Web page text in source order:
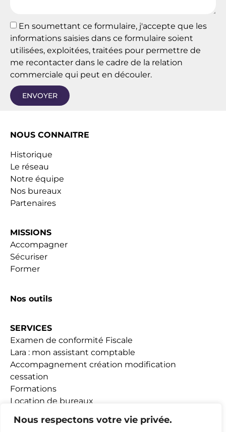
Nous respectons votre vie privée.
En soumettant ce formulaire, j'accepte que les
informations saisies dans ce formulaire soient
utilisées, exploitées, traitées pour permettre de
me recontacter dans le cadre de la relation
commerciale qui peut en découler.
ENVOYER
NOUS CONNAITRE
Historique
Le réseau
Notre équipe
Nos bureaux
Partenaires
MISSIONS
Accompagner
Sécuriser
Former
Nos outils
SERVICES
Examen de conformité Fiscale
Lara : mon assistant comptable
Accompagnement création modification
cessation
Formations
Location de bureaux